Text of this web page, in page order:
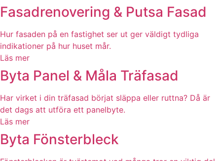
Fasadrenovering & Putsa Fasad
Hur fasaden på en fastighet ser ut ger väldigt tydliga
indikationer på hur huset mår.
Läs mer
Byta Panel & Måla Träfasad
Har virket i din träfasad börjat släppa eller ruttna? Då är
det dags att utföra ett panelbyte.
Läs mer
Byta Fönsterbleck